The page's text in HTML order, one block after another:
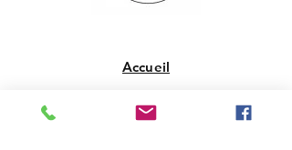
Accueil
La boutique